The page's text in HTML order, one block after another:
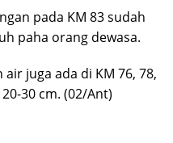
pada KM 83 sudah
paha orang dewasa.
juga ada di KM 76, 78,
30 cm. (02/Ant)